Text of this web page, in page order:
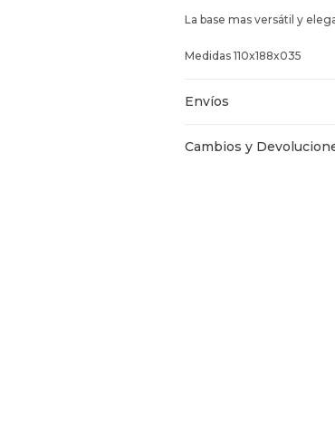
La base mas versátil y
Medidas 110x188x035
Envíos
Cambios y